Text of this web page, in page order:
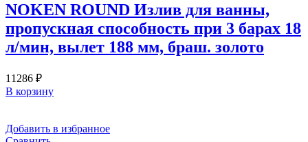
NOKEN ROUND Излив для ванны,
пропускная способность при 3 барах 18
л/мин, вылет 188 мм, браш. золото
11286 ₽
В корзину
Добавить в избранное